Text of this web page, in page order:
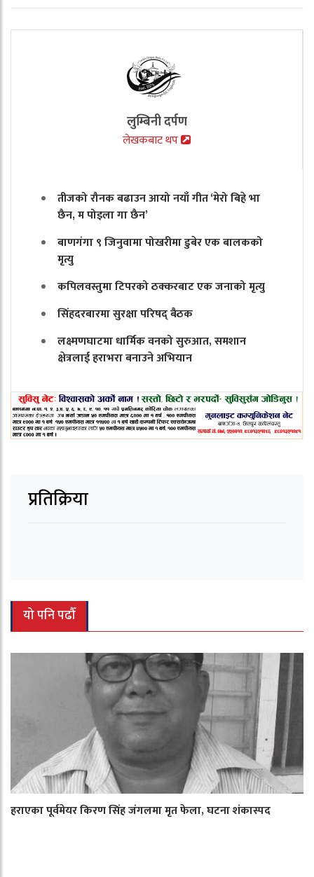
लुम्बिनी दर्पण
लेखकबाट थप
तीजको रौनक बढाउन आयो नयाँ गीत ‘मेरो बिहे भा
छैन, म पोइला गा छैन’
बाणगंगा ९ जिनुवामा पोखरीमा डुबेर एक बालकको
मृत्यु
कपिलवस्तुमा टिपरको ठक्करबाट एक जनाको मृत्यु
सिंहदरबारमा सुरक्षा परिषद् बैठक
लक्ष्मणघाटमा धार्मिक वनको सुरुआत, समशान
क्षेत्रलाई हराभरा बनाउने अभियान
प्रतिक्रिया
यो पनि पढौँ
हराएका पूर्वमेयर किरण सिंह जंगलमा मृत फेला, घटना शंकास्पद